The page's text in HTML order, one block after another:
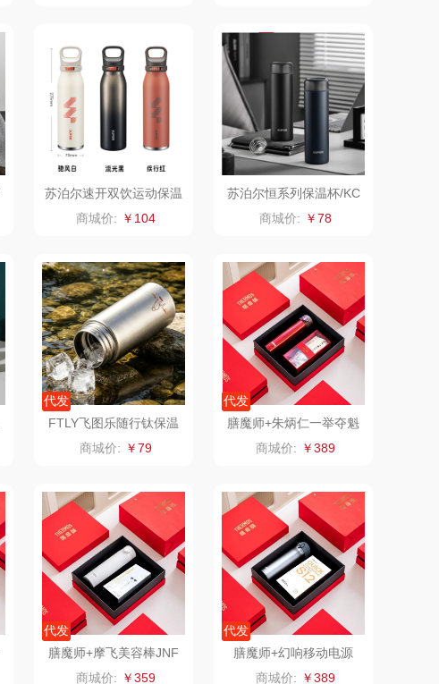
棉芽 伊莱克斯
飞利浦（音频类） 珍视明
乐千厨
味滋源 玺魁
朱炳仁铜 高洁丝
瓷咖什 氛围部落
传应 陇间柒月(包销款)
高原宏 睡眠博士
（家纺）
福礼掌柜 迪士尼（数码类）
五谷磨房 她妍社
爱国者 尔木萄
HYUNDAI（电器
苏泊尔速开双饮运动保温
杯KCV60DL20
商城价: ￥104
苏泊尔恒系列保温杯/KC
V38CA10
商城价: ￥78
代发
FTLY飞图乐随行钛保温
杯TB-106
商城价: ￥79
代发
膳魔师+朱炳仁一举夺魁
雨伞【JNFZBR59】
商城价: ￥389
代发
膳魔师+摩飞美容棒JNF
MR7016-53
商城价: ￥359
代发
膳魔师+幻响移动电源
【TCMBSHX41】
商城价: ￥389